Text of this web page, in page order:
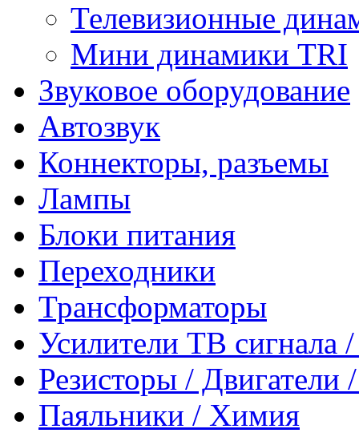
Телевизионные
Мини динамики TRI
Звуковое оборудование
Автозвук
Коннекторы, разъемы
Лампы
Блоки питания
Переходники
Трансформаторы
Усилители ТВ сигнала
Резисторы /
Паяльники / Химия